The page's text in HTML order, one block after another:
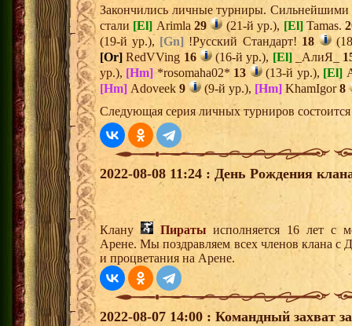
Закончились личные турниры. Сильнейшими
стали [El] Arimla29 (21-й ур.), [El]Tamas.
(19-й ур.), [Gn] !Русский Стандарт! 18
[Or] RedVVing 16 (16-й ур.), [El]_АлиЯ_
ур.), [Hm] *rosomaha02* 13 (13-й ур.), [El]
[Hm] Adoveek 9 (9-й ур.), [Hm] KhamIgor8
Следующая серия личных турниров состоится
2022-08-08 11:24 : День Рождения
Клану Пираты исполняется 16 лет с
Арене. Мы поздравляем всех членов клана с
и процветания на Арене.
2022-08-07 14:00 : Командный захват